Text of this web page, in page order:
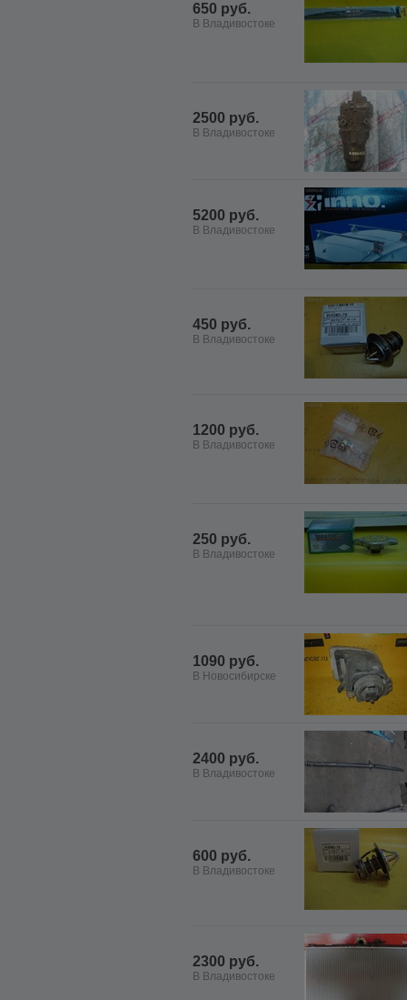
650 руб.
В Владивостоке
2500 руб.
В Владивостоке
5200 руб.
В Владивостоке
450 руб.
В Владивостоке
1200 руб.
В Владивостоке
250 руб.
В Владивостоке
1090 руб.
В Новосибирске
2400 руб.
В Владивостоке
600 руб.
В Владивостоке
2300 руб.
В Владивостоке